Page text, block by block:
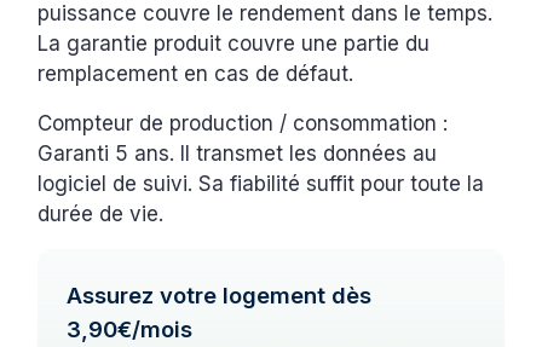
puissance couvre le rendement dans le temps.
La garantie produit couvre une partie du
remplacement en cas de défaut.
Compteur de production / consommation :
Garanti 5 ans. Il transmet les données au
logiciel de suivi. Sa fiabilité suffit pour toute la
durée de vie.
Assurez votre logement dès
3,90€/mois